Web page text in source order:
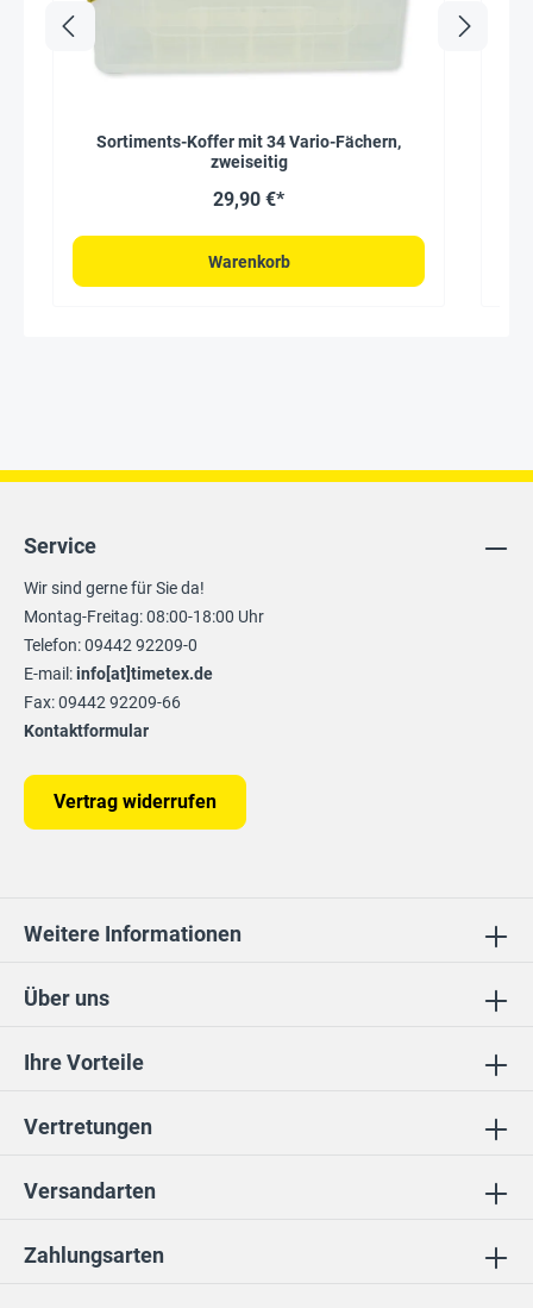
Sortiments-Koffer mit 34 Vario-Fächern,
zweiseitig
29,90 €*
Warenkorb
Ihre Vorteile
Vertretungen
Über uns
Service
Wir sind gerne für Sie da!
Montag-Freitag: 08:00-18:00 Uhr
Telefon: 09442 92209-0
E-mail:info[at]timetex.de
Fax: 09442 92209-66
Kontaktformular
Vertrag widerrufen
Weitere Informationen
Zahlungsarten
Versandarten